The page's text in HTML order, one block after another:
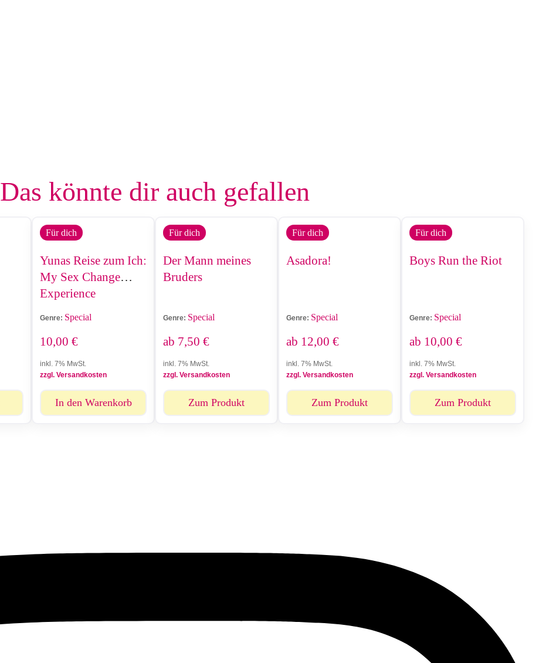
Das könnte dir auch gefallen
Für dich
Yunas Reise zum Ich:
My Sex Change
Experience
Genre: Special
10,00 €
inkl. 7% MwSt.
zzgl. Versandkosten
In den Warenkorb
Für dich
Der Mann meines
Bruders
Genre: Special
ab 7,50 €
inkl. 7% MwSt.
zzgl. Versandkosten
Zum Produkt
Für dich
Asadora!
Genre: Special
ab 12,00 €
inkl. 7% MwSt.
zzgl. Versandkosten
Zum Produkt
Für dich
Boys Run the Riot
Genre: Special
ab 10,00 €
inkl. 7% MwSt.
zzgl. Versandkosten
Zum Produkt